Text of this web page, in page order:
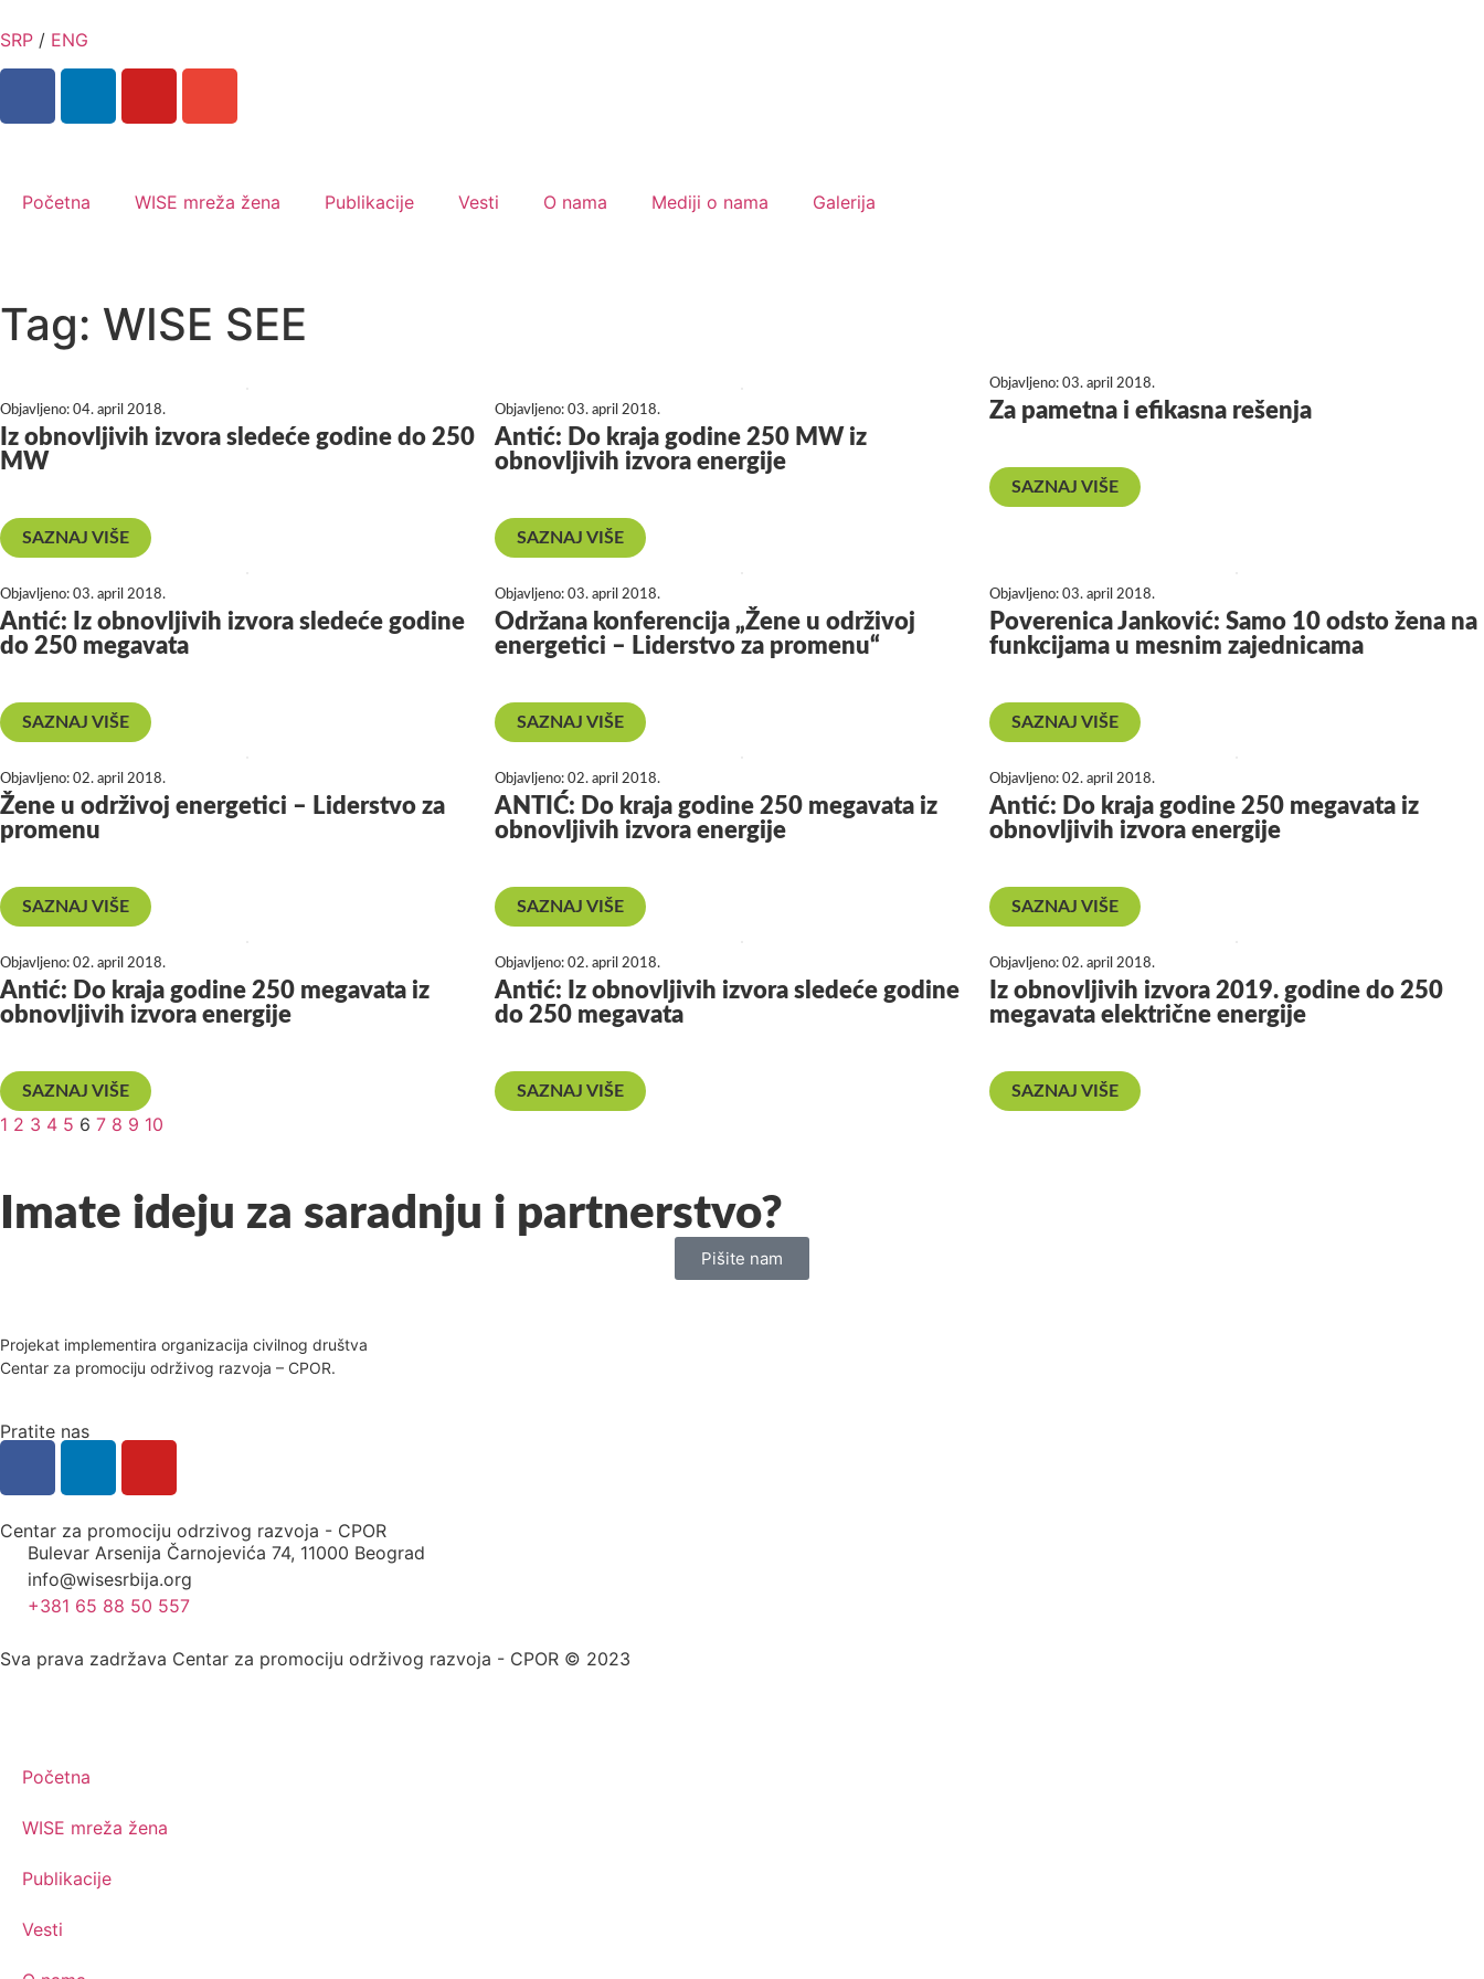
SRP / ENG
Početna WISE mreža žena Publikacije Vesti O nama Mediji o nama Galerija
Tag: WISE SEE
Objavljeno: 04. april 2018.
Iz obnovljivih izvora sledeće godine do 250
MW
SAZNAJ VIŠE
Objavljeno: 03. april 2018.
Antić: Do kraja godine 250 MW iz
obnovljivih izvora energije
SAZNAJ VIŠE
Objavljeno: 03. april 2018.
Za pametna i efikasna rešenja
SAZNAJ VIŠE
Objavljeno: 03. april 2018.
Antić: Iz obnovljivih izvora sledeće godine
do 250 megavata
SAZNAJ VIŠE
Objavljeno: 03. april 2018.
Održana konferencija „Žene u održivoj
energetici – Liderstvo za promenu“
SAZNAJ VIŠE
Objavljeno: 03. april 2018.
Poverenica Janković: Samo 10 odsto žena na
funkcijama u mesnim zajednicama
SAZNAJ VIŠE
Objavljeno: 02. april 2018.
Žene u održivoj energetici – Liderstvo za
promenu
SAZNAJ VIŠE
Objavljeno: 02. april 2018.
ANTIĆ: Do kraja godine 250 megavata iz
obnovljivih izvora energije
SAZNAJ VIŠE
Objavljeno: 02. april 2018.
Antić: Do kraja godine 250 megavata iz
obnovljivih izvora energije
SAZNAJ VIŠE
Objavljeno: 02. april 2018.
Antić: Do kraja godine 250 megavata iz
obnovljivih izvora energije
SAZNAJ VIŠE
Objavljeno: 02. april 2018.
Antić: Iz obnovljivih izvora sledeće godine
do 250 megavata
SAZNAJ VIŠE
Objavljeno: 02. april 2018.
Iz obnovljivih izvora 2019. godine do 250
megavata električne energije
SAZNAJ VIŠE
1 2 3 4 5 6 7 8 9 10
Imate ideju za saradnju i partnerstvo?
Pišite nam
Projekat implementira organizacija civilnog društva
Centar za promociju održivog razvoja – CPOR.
Pratite nas
Centar za promociju odrzivog razvoja - CPOR
Bulevar Arsenija Čarnojevića 74, 11000 Beograd
info@wisesrbija.org
+381 65 88 50 557
Sva prava zadržava Centar za promociju održivog razvoja - CPOR © 2023
Početna
WISE mreža žena
Publikacije
Vesti